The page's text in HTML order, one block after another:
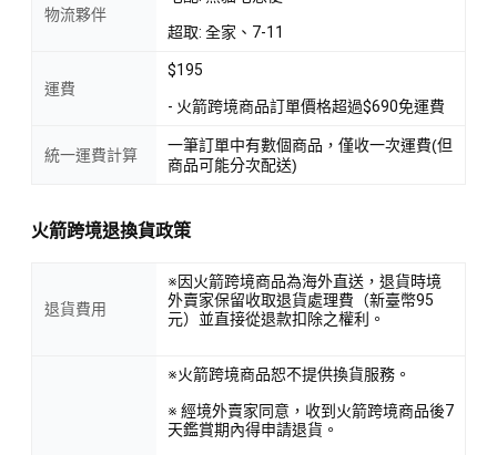
物流夥伴
超取: 全家、7-11
運費
$195
- 火箭跨境商品訂單價格超過$690免運費
統一運費計算
一筆訂單中有數個商品，僅收一次運費(但
商品可能分次配送)
火箭跨境退換貨政策
退貨費用
※因火箭跨境商品為海外直送，退貨時境
外賣家保留收取退貨處理費（新臺幣95
元）並直接從退款扣除之權利。
※火箭跨境商品恕不提供換貨服務。
※ 經境外賣家同意，收到火箭跨境商品後7
天鑑賞期內得申請退貨。